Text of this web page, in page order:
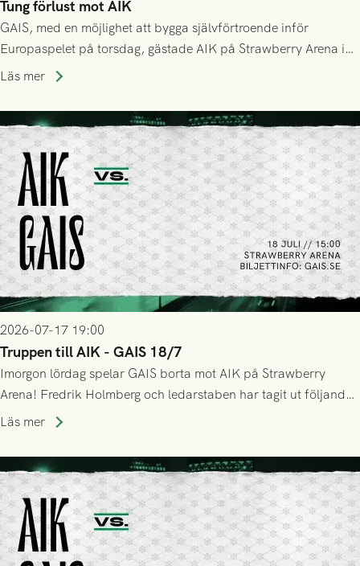
Tung förlust mot AIK
GAIS, med en möjlighet att bygga självförtroende inför
Europaspelet på torsdag, gästade AIK på Strawberry Arena i
Stockholm . Men trots konstant hotande i första halvlek av
lyckades få in 2-0.
Läs mer
2026-07-17 19:00
Truppen till AIK - GAIS 18/7
Imorgon lördag spelar GAIS borta mot AIK på Strawberry
Arena! Fredrik Holmberg och ledarstaben har tagit ut följande
trupp till matchen:
Läs mer